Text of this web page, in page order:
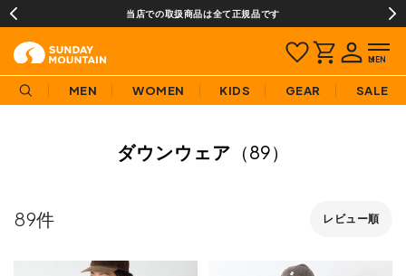
当店での取扱商品は全て正規品です
MEN WOMEN KIDS GEAR SALE
ダウンウェア （89）
レビュー順
89